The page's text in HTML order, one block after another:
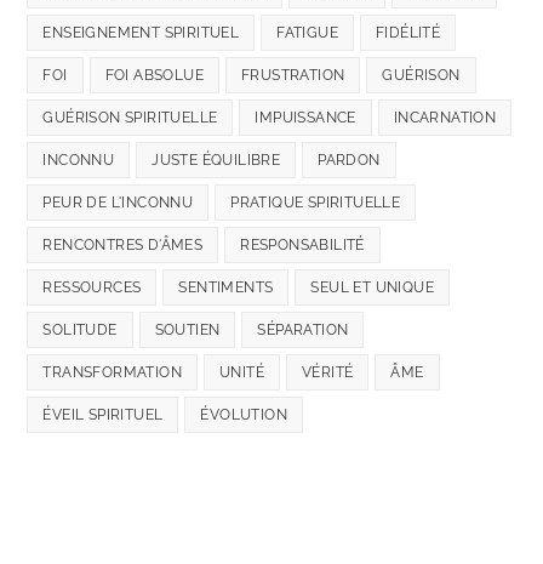
ENSEIGNEMENT SPIRITUEL FATIGUE FIDÉLITÉ
FOI FOI ABSOLUE FRUSTRATION GUÉRISON
GUÉRISON SPIRITUELLE IMPUISSANCE INCARNATION
INCONNU JUSTE ÉQUILIBRE PARDON
PEUR DE L'INCONNU PRATIQUE SPIRITUELLE
RENCONTRES D'ÂMES RESPONSABILITÉ
RESSOURCES SENTIMENTS SEUL ET UNIQUE
SOLITUDE SOUTIEN SÉPARATION
TRANSFORMATION UNITÉ VÉRITÉ ÂME
ÉVEIL SPIRITUEL ÉVOLUTION